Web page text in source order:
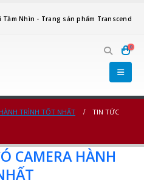
Tầm Nhìn - Trang sản phẩm Transcend
0
TRÌNH TỐT NHẤT TIN TỨC
CAMERA HÀNH